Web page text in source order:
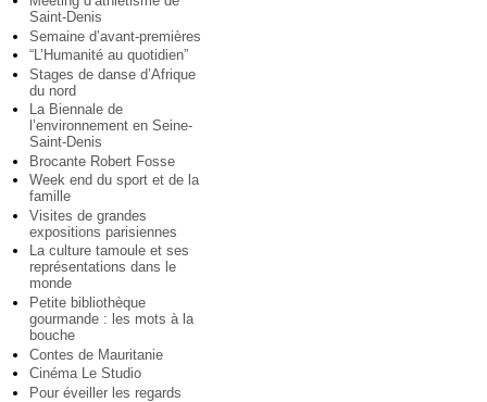
Saint-Denis
Semaine d’avant-premières
“L’Humanité au quotidien”
Stages de danse d’Afrique
du nord
La Biennale de
l’environnement en Seine-
Saint-Denis
Brocante Robert Fosse
Week end du sport et de la
famille
Visites de grandes
expositions parisiennes
La culture tamoule et ses
représentations dans le
monde
Petite bibliothèque
gourmande : les mots à la
bouche
Contes de Mauritanie
Cinéma Le Studio
Pour éveiller les regards